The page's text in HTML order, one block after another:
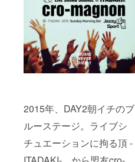
2015年、DAY2朝イチのブ
ルーステージ。ライブシ
チュエーションに拘る頂 -